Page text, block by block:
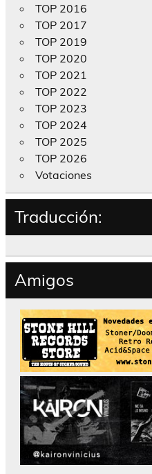
TOP 2016
TOP 2017
TOP 2019
TOP 2020
TOP 2021
TOP 2022
TOP 2023
TOP 2024
TOP 2025
TOP 2026
Votaciones
Traducción:
Amigos